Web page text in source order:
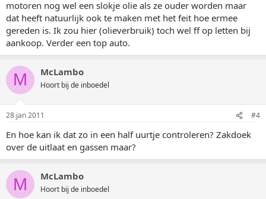
motoren nog wel een slokje olie als ze ouder worden maar
dat heeft natuurlijk ook te maken met het feit hoe ermee
gereden is. Ik zou hier (olieverbruik) toch wel ff op letten bij
aankoop. Verder een top auto.
M McLambo
Hoort bij de inboedel
28 jan 2011 #4
En hoe kan ik dat zo in een half uurtje controleren? Zakdoek
over de uitlaat en gassen maar?
M McLambo
Hoort bij de inboedel